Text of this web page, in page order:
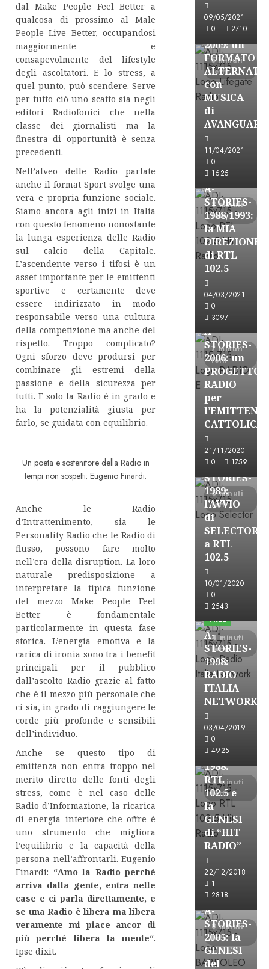
dal Make People Feel Better a
qualcosa di prossimo al Male
People Live Better, occupandosi
maggiormente e
consapevolmente del lifestyle
degli ascoltatori. E lo stress, a
quel punto, può scendere. Serve
per tutto ciò uno scatto sia negli
editori Radiofonici che nella
classe dei giornalisti ma la
finestra di opportunità è senza
precedenti.
Nell’alveo delle Radio parlate
anche il format Sport svolge una
vera e propria funzione sociale.
Siamo ancora agli inizi in Italia
con questo fenomeno nonostante
la lunga esperienza delle Radio
sul calcio della Capitale.
L’ascendente verso i tifosi è un
asset importante per le emittenti
sportive e certamente deve
essere indirizzato in modo
responsabile verso una cultura
della competizione ma anche del
rispetto. Troppo complicato?
Ogni sforzo deve prodursi per
combinare gli estremi della
passione e della sicurezza per
tutti. E solo la Radio è in grado e
ha la potenzialità giusta per
farlo, se guidata con equilibrio.
Un poeta e sostenitore della Radio in
tempi non sospetti: Eugenio Finardi.
Anche le Radio
d’Intrattenimento, sia le
Personality Radio che le Radio di
flusso, possono fare molto
nell’era della disruption. La loro
naturale predisposizione a
interpretare la tipica funzione
del mezzo Make People Feel
Better è fondamentale
particolarmente in questa fase
storica. L’energia emotiva e la
carica di ironia sono tra i benefit
principali per il pubblico
dall’ascolto Radio grazie al fatto
che è il mezzo più personale che
ci sia, in grado di raggiungere le
corde più profonde e sensibili
dell’individuo.
Anche se questo tipo di
emittenza non entra troppo nel
merito diretto delle fonti degli
stress, come è nel caso delle
Radio d’Informazione, la ricarica
di energia interiore che offre è
uno strumento che migliora
l’equilibrio e la capacità della
persona nell’affrontarli. Eugenio
Finardi: “Amo la Radio perché
arriva dalla gente, entra nelle
case e ci parla direttamente, e
se una Radio è libera ma libera
veramente mi piace ancor di
più perché libera la mente“.
Ipse dixit.
09/05/2021
0
2710
5 minuti
letti
A-
STORIES-
2009: un
FORMATO
con
MUSICA
di
11/04/2021
0
1625
8 minuti
letti
Formazione
FREE
A-
STORIES-
1988/1993:
la MIA
DIREZIONE
di RTL
102.5
04/03/2021
0
3097
7 minuti
letti
Formazione
FREE
A-
STORIES-
2006: un
PROGETTO
RADIO
per
CATTOLICA
21/11/2020
0
1759
6 minuti
letti
A-Stories
FREE
A-
STORIES-
1989:
l’AVVIO
di
SELECTOR
a RTL
102.5
10/01/2020
0
2543
4 minuti
letti
A-Stories
Formazione
FREE
A-
STORIES-
1998:
RADIO
ITALIA
NETWORK
03/04/2019
0
4925
4 minuti
letti
A-Stories
FREE
A-
STORIES-
1988:
RTL
102.5 e
la
GENESI
di “HIT
RADIO”
22/12/2018
1
2818
8 minuti
letti
Formazione
FREE
A-
STORIES-
2005: la
GENESI
del